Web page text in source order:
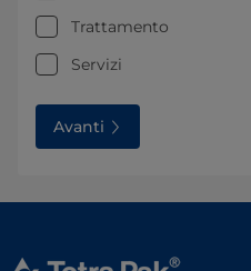
Trattamento
Servizi
Avanti